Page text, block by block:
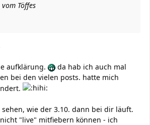
vom Töffes
aufklärung.
da hab ich auch mal
bei den vielen posts. hatte mich
sehen, wie der 3.10. dann bei dir läuft.
"live" mitfiebern können - ich